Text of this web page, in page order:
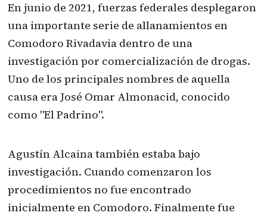
En junio de 2021, fuerzas federales desplegaron
una importante serie de allanamientos en
Comodoro Rivadavia dentro de una
investigación por comercialización de drogas.
Uno de los principales nombres de aquella
causa era José Omar Almonacid, conocido
como "El Padrino".
Agustín Alcaina también estaba bajo
investigación. Cuando comenzaron los
procedimientos no fue encontrado
inicialmente en Comodoro. Finalmente fue